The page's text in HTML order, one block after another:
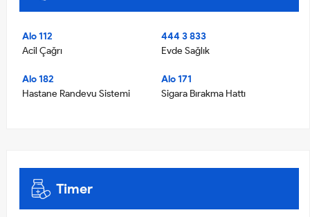
Alo 112
Acil Çağrı
444 3 833
Evde Sağlık
Alo 182
Hastane Randevu Sistemi
Alo 171
Sigara Bırakma Hattı
Timer